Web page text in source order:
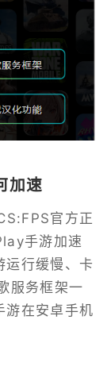
加速
官方正
手游加速
运行缓慢、卡
服务框架一
游在安卓手机